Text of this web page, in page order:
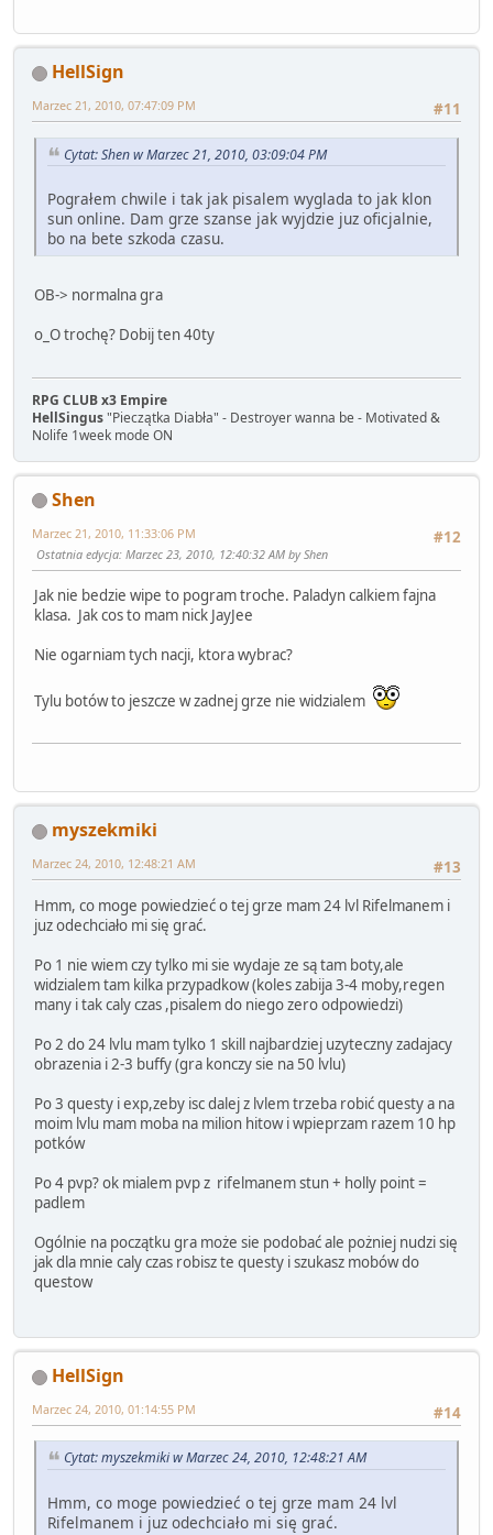
HellSign
#11
Marzec 21, 2010, 07:47:09 PM
Cytat: Shen w Marzec 21, 2010, 03:09:04 PM
Pograłem chwile i tak jak pisalem wyglada to jak klon
sun online. Dam grze szanse jak wyjdzie juz oficjalnie,
bo na bete szkoda czasu.
OB-> normalna gra
o_O trochę? Dobij ten 40ty
RPG CLUB x3 Empire
HellSingus"Pieczątka Diabła" - Destroyer wanna be - Motivated &
Nolife 1week mode ON
Shen
#12
Marzec 21, 2010, 11:33:06 PM
Ostatnia edycja: Marzec 23, 2010, 12:40:32 AM by Shen
Jak nie bedzie wipe to pogram troche. Paladyn calkiem fajna
klasa. Jak cos to mam nick JayJee
Nie ogarniam tych nacji, ktora wybrac?
Tylu botów to jeszcze w zadnej grze nie widzialem
myszekmiki
#13
Marzec 24, 2010, 12:48:21 AM
Hmm, co moge powiedzieć o tej grze mam 24 lvl Rifelmanem i
juz odechciało mi się grać.
Po 1 nie wiem czy tylko mi sie wydaje ze są tam boty,ale
widzialem tam kilka przypadkow (koles zabija 3-4 moby,regen
many i tak caly czas ,pisalem do niego zero odpowiedzi)
Po 2 do 24 lvlu mam tylko 1 skill najbardziej uzyteczny zadajacy
obrazenia i 2-3 buffy (gra konczy sie na 50 lvlu)
Po 3 questy i exp,zeby isc dalej z lvlem trzeba robić questy a na
moim lvlu mam moba na milion hitow i wpieprzam razem 10 hp
potków
Po 4 pvp? ok mialem pvp z rifelmanem stun + holly point =
padlem
Ogólnie na początku gra może sie podobać ale pożniej nudzi się
jak dla mnie caly czas robisz te questy i szukasz mobów do
questow
HellSign
#14
Marzec 24, 2010, 01:14:55 PM
Cytat: myszekmiki w Marzec 24, 2010, 12:48:21 AM
Hmm, co moge powiedzieć o tej grze mam 24 lvl
Rifelmanem i juz odechciało mi się grać.